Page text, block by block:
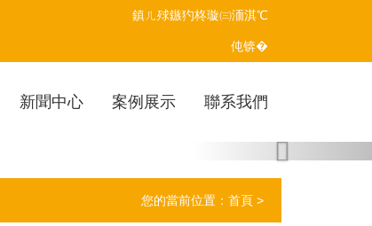
鎮ㄦ殏鏃犳柊璇㈢洏淇℃
伅锛�
新聞中心 案例展示 聯系我們
您的當前位置： 首頁 >